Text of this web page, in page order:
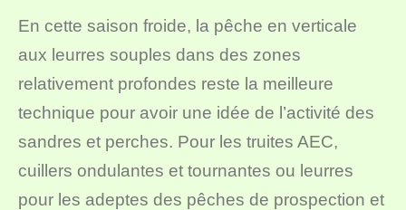
En cette saison froide, la pêche en verticale
aux leurres souples dans des zones
relativement profondes reste la meilleure
technique pour avoir une idée de l’activité des
sandres et perches. Pour les truites AEC,
cuillers ondulantes et tournantes ou leurres
pour les adeptes des pêches de prospection et